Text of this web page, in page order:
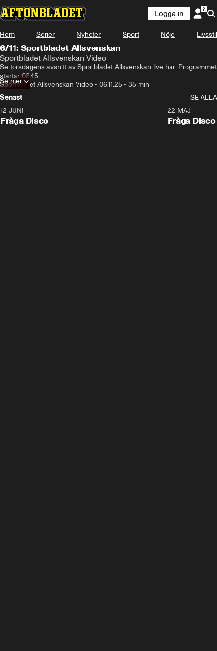
Det var problem med att ge tillgång till skyddat innehåll.
Fel kod:232403
Försök igen
Logga in
Hem Serier Nyheter Sport Nöje Livsstil
6/11: Sportbladet Allsvenskan
Sportbladet Allsvenskan Video
Se torsdagens avsnitt av Sportbladet Allsvenskan live här. Programmet
startar 08.45.
Sportbladet Allsvenskan Video • 06.11.25 • 35 min
Se mer
Senast
SE ALLA
12 JUNI
Fråga Disco
22 MAJ
Fråga Disco